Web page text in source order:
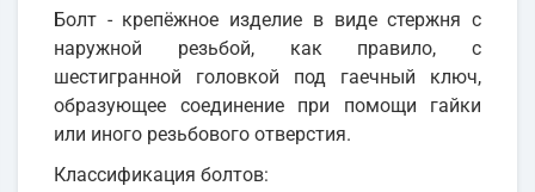
Болт - крепёжное изделие в виде стержня с
наружной резьбой, как правило, с
шестигранной головкой под гаечный ключ,
образующее соединение при помощи гайки
или иного резьбового отверстия.
Классификация болтов: